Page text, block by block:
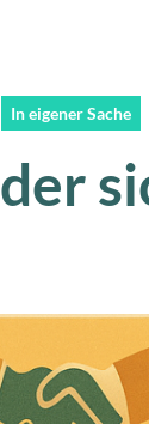
In eigener Sache